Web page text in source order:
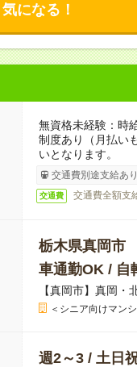
気になる！
無資格未経験：時
制度あり（月払い
いとなります。
交通費別途支給あり
交通費 交通費全額支
栃木県真岡市
車通勤OK / 自
【真岡市】真岡・
＜シニア向けマン
週2～3 / 土日